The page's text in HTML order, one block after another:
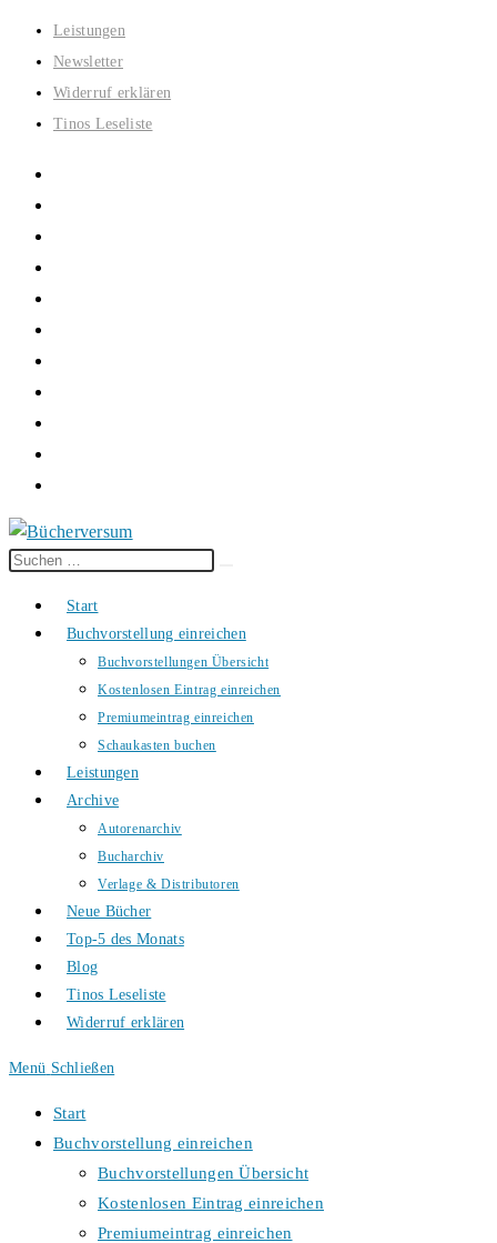
Zum
Inhalt
springen
Leistungen
Newsletter
Widerruf erklären
Tinos Leseliste
Diese
durchsuchen
Start
Buchvorstellung einreichen
Buchvorstellungen Übersicht
Kostenlosen Eintrag einreichen
Premiumeintrag einreichen
Schaukasten buchen
Leistungen
Archive
Autorenarchiv
Bucharchiv
Verlage & Distributoren
Neue Bücher
Top-5 des Monats
Blog
Tinos Leseliste
Widerruf erklären
Menü Schließen
Start
Buchvorstellung einreichen
Buchvorstellungen Übersicht
Kostenlosen Eintrag einreichen
Premiumeintrag einreichen